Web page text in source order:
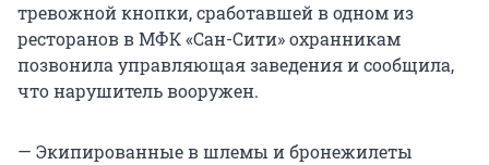
тревожной кнопки, сработавшей в одном из
ресторанов в МФК «Сан-Сити» охранникам
позвонила управляющая заведения и сообщила,
что нарушитель вооружен.
— Экипированные в шлемы и бронежилеты